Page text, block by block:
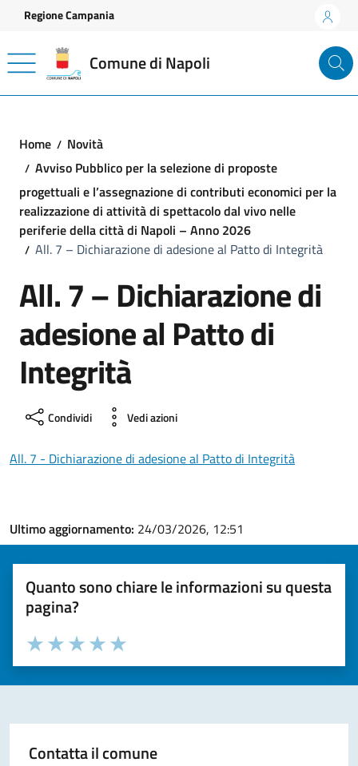
Vai ai contenuti
Vai al footer
Regione Campania
Comune di Napoli
Home
Novità
Avviso Pubblico per la selezione di proposte
progettuali e l’assegnazione di contributi economici per la
realizzazione di attività di spettacolo dal vivo nelle
periferie della città di Napoli – Anno 2026
All. 7 – Dichiarazione di adesione al Patto di Integrità
All. 7 – Dichiarazione di
adesione al Patto di
Integrità
Condividi Vedi azioni
All. 7 - Dichiarazione di adesione al Patto di Integrità
Ultimo aggiornamento: 24/03/2026, 12:51
Quanto sono chiare le informazioni su questa
pagina?
Valuta la chiarezza delle informazioni (da 1 a 5 stelle)
Seleziona il numero di stelle per valutare la chiarezza delle
Valuta 5 stelle su 5
Valuta 4 stelle su 5
Valuta 3 stelle su 5
Valuta 2 stelle su 5
Valuta 1 stelle su 5
Contatta il comune